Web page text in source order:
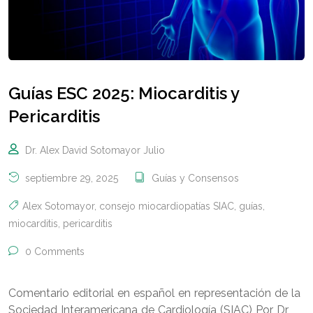
Guías ESC 2025: Miocarditis y
Pericarditis
Dr. Alex David Sotomayor Julio
septiembre 29, 2025 Guías y Consensos
Alex Sotomayor, consejo miocardiopatías SIAC guías
miocarditis pericarditis
0 Comments
Comentario editorial en español en representación de la
Sociedad Interamericana de Cardiología (SIAC) Por Dr